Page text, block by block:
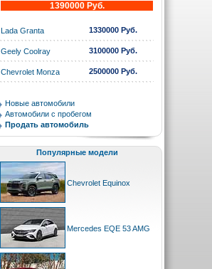
1390000 Руб.
Lada Granta 1330000 Руб.
Geely Coolray 3100000 Руб.
Chevrolet Monza 2500000 Руб.
Новые автомобили
Автомобили с пробегом
Продать автомобиль
Популярные модели
Chevrolet Equinox
Mercedes EQE 53 AMG